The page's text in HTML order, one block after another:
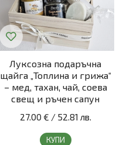
Луксозна подаръчна
щайга „Топлина и грижа“
– мед, тахан, чай, соева
свещ и ръчен сапун
27.00 € / 52.81 лв.
КУПИ